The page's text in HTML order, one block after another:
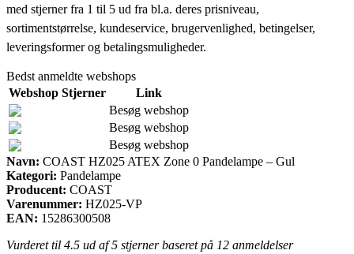
med stjerner fra 1 til 5 ud fra bl.a. deres prisniveau,
sortimentstørrelse, kundeservice, brugervenlighed, betingelser,
leveringsformer og betalingsmuligheder.
Bedst anmeldte webshops
Webshop Stjerner
Link
Besøg webshop
Besøg webshop
Besøg webshop
Navn: COAST HZ025 ATEX Zone 0 Pandelampe – Gul
Kategori: Pandelampe
Producent: COAST
Varenummer: HZ025-VP
EAN: 15286300508
Vurderet til 4.5 ud af 5 stjerner baseret på 12 anmeldelser